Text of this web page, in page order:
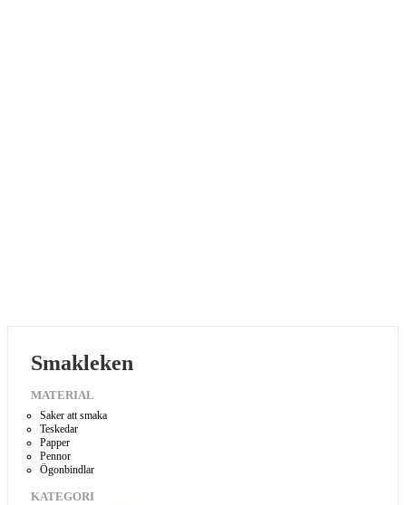
Smakleken
MATERIAL
Saker att smaka
Teskedar
Papper
Pennor
Ögonbindlar
KATEGORI